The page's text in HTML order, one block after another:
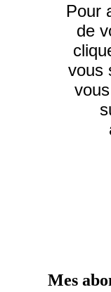
Pour
de
vous
Mes